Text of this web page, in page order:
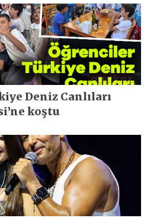
Deniz Canlıları
koştu